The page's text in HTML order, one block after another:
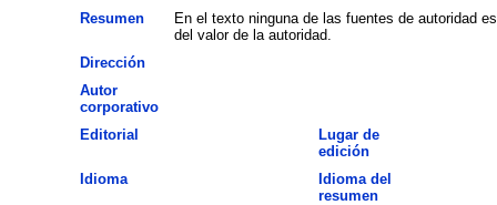
Resumen
En el texto ninguna de las fuentes de autoridad
del valor de la autoridad.
Dirección
Autor
corporativo
Editorial
Lugar de
edición
Idioma
Idioma del
resumen